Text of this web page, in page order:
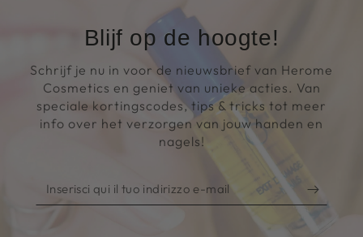
Blijf op de hoogte!
Schrijf je nu in voor de nieuwsbrief van Herome
Cosmetics en geniet van unieke acties. Van
speciale kortingscodes, tips & tricks tot meer
info over het verzorgen van jouw handen en
nagels!
Inserisci
qui